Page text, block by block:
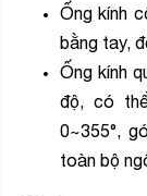
Ống kính
bằng tay,
Ống kính
độ, có
0~355°,
toàn bộ